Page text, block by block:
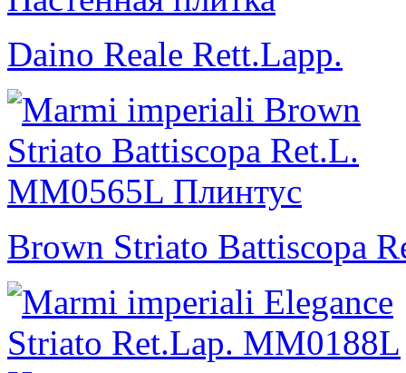
Daino Reale Rett.Lapp.
Brown Striato Battiscopa